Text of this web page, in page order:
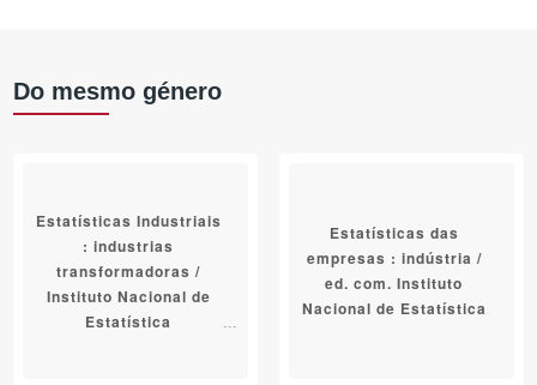
Do mesmo género
Estatísticas Industriais
: industrias
transformadoras /
Instituto Nacional de
Estatística
Estatísticas das
empresas : indústria /
ed. com. Instituto
Nacional de Estatística